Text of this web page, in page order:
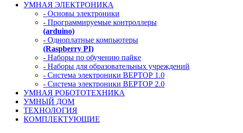
УМНАЯ ЭЛЕКТРОНИКА
- Основы электроники
- Программируемые контроллеры
(arduino)
- Одноплатные компьютеры
(Raspberry PI)
- Наборы по обучению пайке
- Наборы для образовательных учреждений
- Система электроники ВЕРТОР 1.0
- Система электроники ВЕРТОР 2.0
УМНАЯ РОБОТОТЕХНИКА
УМНЫЙ ДОМ
ТЕХНОЛОГИЯ
КОМПЛЕКТУЮЩИЕ